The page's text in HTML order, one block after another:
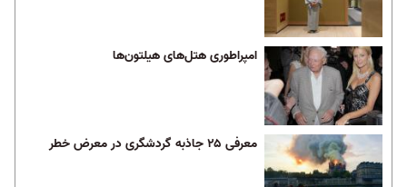
امپراطوری هتل‌های هیلتون‌ها
معرفی ۲۵ جاذبه گردشگری در معرض خطر